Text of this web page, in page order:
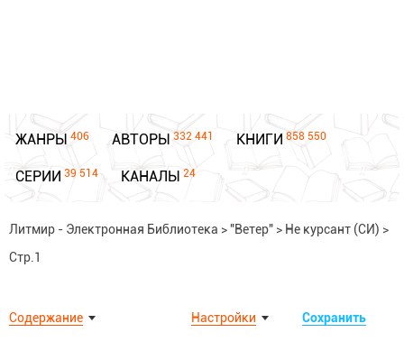
ЖАНРЫ 406 АВТОРЫ 332 441 КНИГИ 858 550
СЕРИИ 39 514 КАНАЛЫ 24
Литмир - Электронная Библиотека >"Ветер" > Не курсант (СИ) >
Стр.1
Содержание Сохранить
Настройки